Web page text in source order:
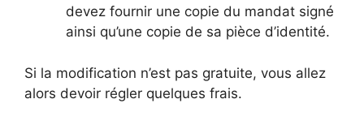
devez fournir une copie du mandat signé
ainsi qu’une copie de sa pièce d’identité.
Si la modification n’est pas gratuite, vous allez
alors devoir régler quelques frais.